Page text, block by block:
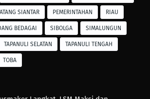
SIANTAR PEMERINTAHAN RIAU
BEDAGAI SIBOLGA SIMALUNGUN
TAPANULI SELATAN TAPANULI TENGAH
TOBA